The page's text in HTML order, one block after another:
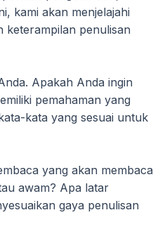
kami akan menjelajahi
keterampilan penulisan
Apakah Anda ingin
pemahaman yang
kata yang sesuai untuk
yang akan membaca
awam? Apa latar
gaya penulisan